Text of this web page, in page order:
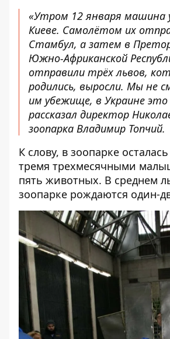
«Утром 12 января машина
Киеве. Самолётом их
Стамбул, а затем в
Южно-Африканской
отправили трёх львов,
родились, выросли. Мы не
им убежище, в Украине это
рассказал директор
зоопарка Владимир Топчий.
К слову, в зоопарке
тремя трехмесячными
пять животных. В среднем
зоопарке рождаются один-